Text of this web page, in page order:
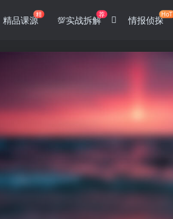
精品课源精 💯实战拆解荐 情报侦探HoT